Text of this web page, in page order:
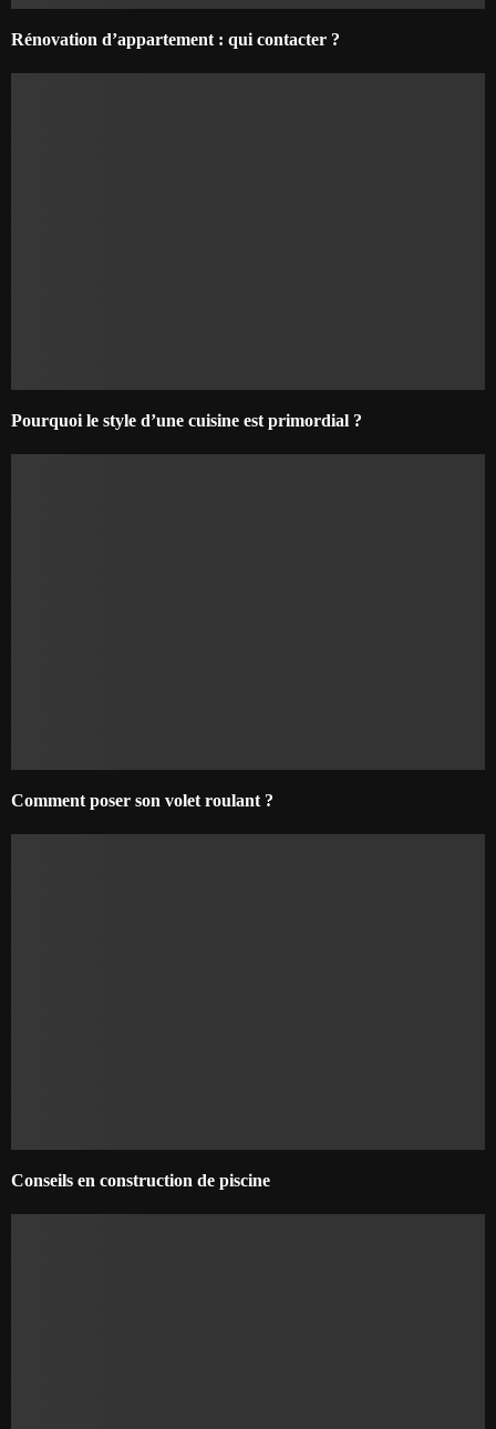
Rénovation d’appartement : qui contacter ?
Pourquoi le style d’une cuisine est primordial ?
Comment poser son volet roulant ?
Conseils en construction de piscine